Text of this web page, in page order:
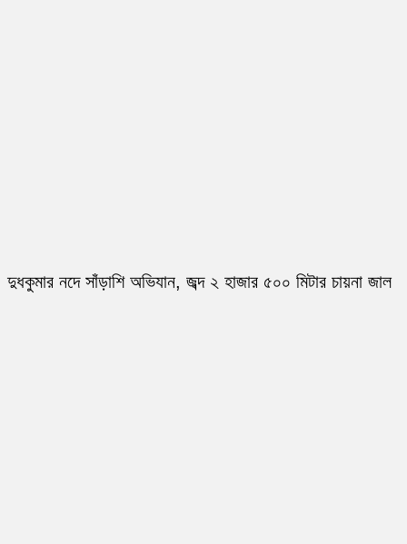
দুধকুমার নদে সাঁড়াশি অভিযান, জব্দ ২ হাজার ৫০০ মিটার চায়না জাল